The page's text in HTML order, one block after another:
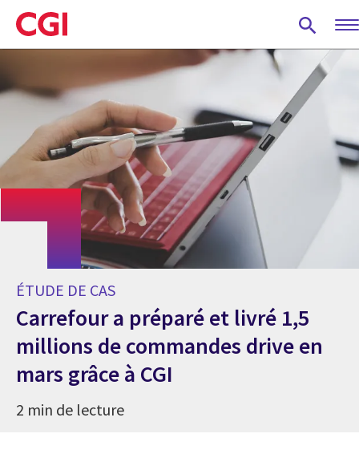
Skip
to
main
ÉTUDE DE CAS
Carrefour a préparé et livré 1,5
millions de commandes drive en
mars grâce à CGI
2 min de lecture